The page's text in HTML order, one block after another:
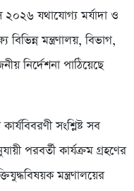
২০২৬ যথাযোগ্য মর্যাদা ও
মন্ত্রণালয়, বিভাগ,
নির্দেশনা পাঠিয়েছে
সংশ্লিষ্ট সব
পরবর্তী কার্যক্রম গ্রহণের
মন্ত্রণালয়ের